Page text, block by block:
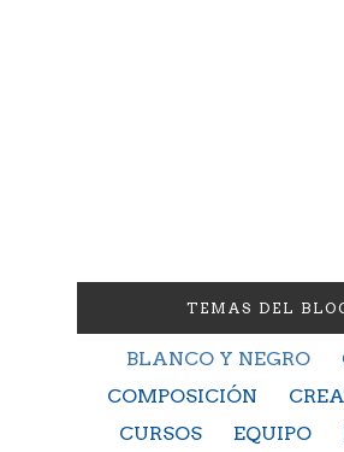
TEMAS DEL
BLANCO Y NEGRO
COMPOSICIÓN
CURSOS
EQUIPO